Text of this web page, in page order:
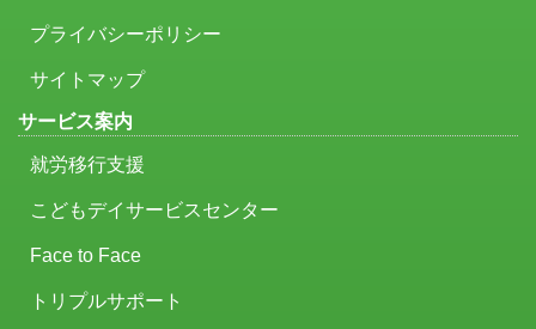
プライバシーポリシー
サイトマップ
サービス案内
就労移行支援
こどもデイサービスセンター
Face to Face
トリプルサポート